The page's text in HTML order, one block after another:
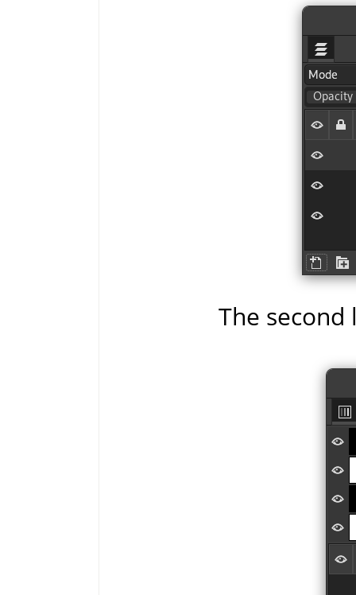
The second